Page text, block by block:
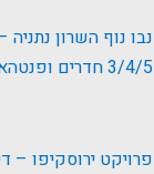
נבו נוף השרון נתניה
3/4/5 חדרים ופנטהאוזים למכירה
פרויקט ירוסקיפו –